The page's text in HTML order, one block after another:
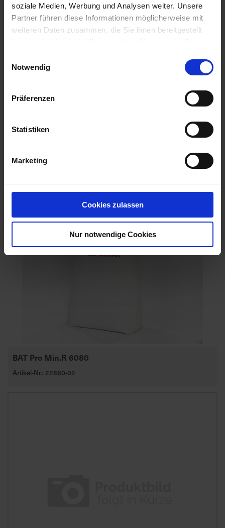
soziale Medien, Werbung und Analysen weiter. Unsere
Partner führen diese Informationen möglicherweise mit
weiteren Daten zusammen, die Sie ihnen bereitgestellt
haben oder die sie im Rahmen Ihrer Nutzung der Dienste
Notwendig
Präferenzen
Statistiken
Marketing
Cookies zulassen
Nur notwendige Cookies
BAT Pro Min.R 7566
BAT Pro Min.R 6080
Artikel-Nr.: 22880-02